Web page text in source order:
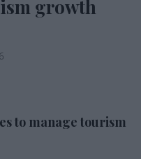
growth
to manage tourism